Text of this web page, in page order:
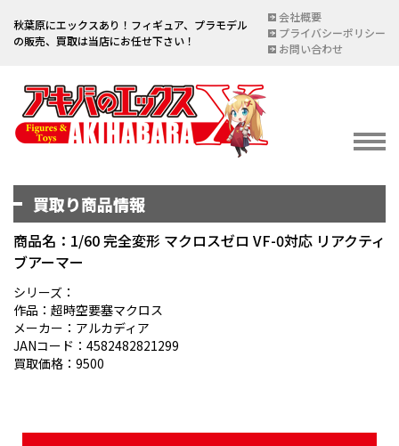
秋葉原にエックスあり！フィギュア、プラモデル
の販売、買取は当店にお任せ下さい！
会社概要
プライバシーポリシー
お問い合わせ
イベント情報
宅配買取のご案内
DELIVERY PURCHASE
買取お申し込み
ASSESSMENT
買取り商品情報
商品名：1/60 完全変形 マクロスゼロ VF-0対応 リアクティ
ブアーマー
シリーズ：
作品：超時空要塞マクロス
メーカー：アルカディア
JANコード：4582482821299
買取価格：9500